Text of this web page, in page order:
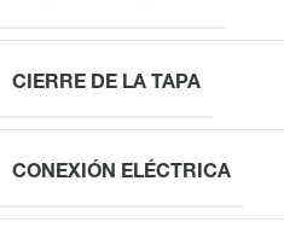
CIERRE DE LA TAPA
CONEXIÓN ELÉCTRICA